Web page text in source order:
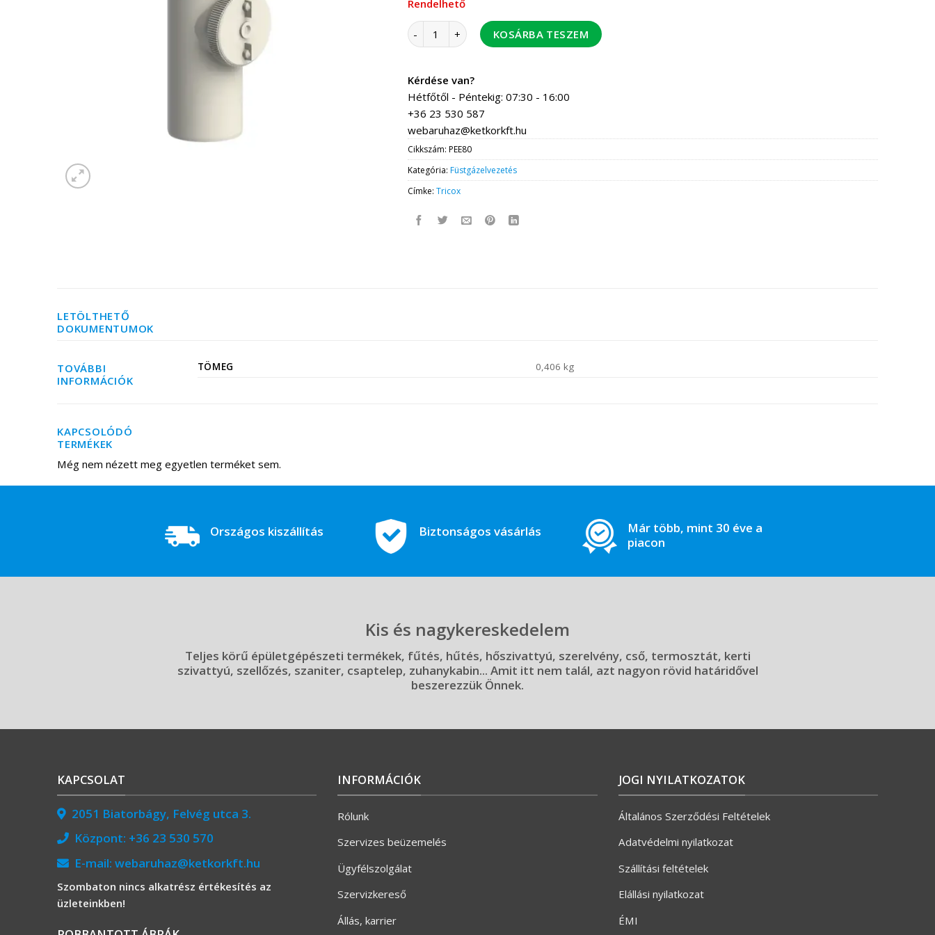
Rendelhető
Tricox PEE80 ellenőrző idom 110 PPS mennyiség
KOSÁRBA TESZEM
Kérdése van?
Hétfőtől - Péntekig: 07:30 - 16:00
+36 23 530 587
webaruhaz@ketkorkft.hu
Cikkszám:PEE80
Kategória:Füstgázelvezetés
Címke:Tricox
LETÖLTHETŐ
DOKUMENTUMOK
TOVÁBBI
INFORMÁCIÓK
TÖMEG 0,406 kg
KAPCSOLÓDÓ
TERMÉKEK
Még nem nézett meg egyetlen terméket sem.
Országos kiszállítás Biztonságos vásárlás
Már több, mint 30 éve a
piacon
Kis és nagykereskedelem
Teljes körű épületgépészeti termékek, fűtés, hűtés, hőszivattyú, szerelvény, cső, termosztát, kerti
szivattyú, szellőzés, szaniter, csaptelep, zuhanykabin... Amit itt nem talál, azt nagyon rövid határidővel
beszerezzük Önnek.
KAPCSOLAT
2051 Biatorbágy, Felvég utca 3.
Központ: +36 23 530 570
E-mail: webaruhaz@ketkorkft.hu
Szombaton nincs alkatrész értékesítés az
üzleteinkben!
INFORMÁCIÓK
Rólunk
Szervizes beüzemelés
Ügyfélszolgálat
Szervizkereső
Állás, karrier
JOGI NYILATKOZATOK
Általános Szerződési Feltételek
Adatvédelmi nyilatkozat
Szállítási feltételek
Elállási nyilatkozat
ÉMI